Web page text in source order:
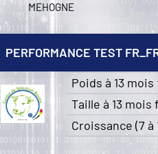
MEHOGNE
PERFORMANCE TEST
Poids à 13 mois
Taille à 13 mois
Croissance (7 à